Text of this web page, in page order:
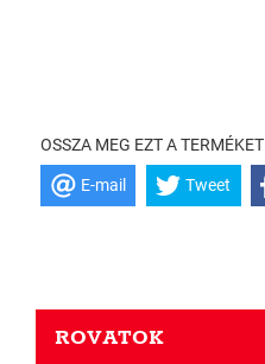
OSSZA MEG EZT A TERMÉKET
E-mail Tweet
ROVATOK